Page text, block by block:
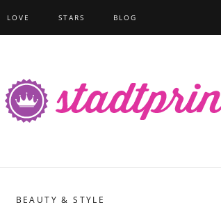
LOVE STARS BLOG
BEAUTY & STYLE